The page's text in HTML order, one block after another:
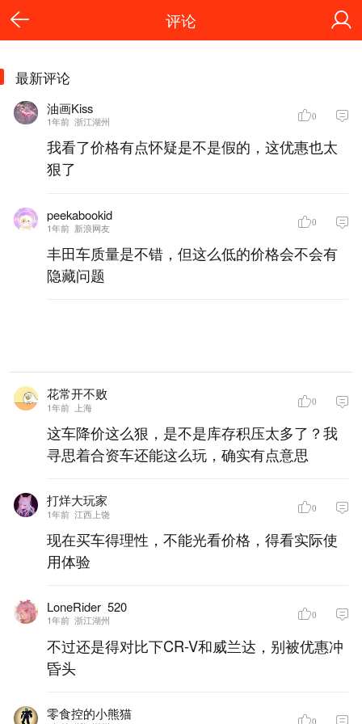
评论
最新评论
油画Kiss
1年前 浙江湖州 0
我看了价格有点怀疑是不是假的，这优惠也太
狠了
peekabookid
1年前 新浪网友 0
丰田车质量是不错，但这么低的价格会不会有
隐藏问题
花常开不败
1年前 上海 0
这车降价这么狠，是不是库存积压太多了？我
寻思着合资车还能这么玩，确实有点意思
打烊大玩家
1年前 江西上饶 0
现在买车得理性，不能光看价格，得看实际使
用体验
LoneRider_520
1年前 浙江湖州 0
不过还是得对比下CR-V和威兰达，别被优惠冲
昏头
零食控的小熊猫 0